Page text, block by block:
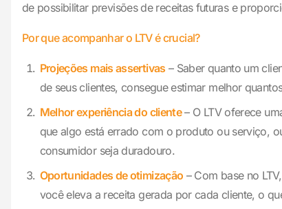
de possibilitar previsões de receitas futuras e
Por que acompanhar o LTV é crucial?
Projeções mais assertivas – Saber quanto um
de seus clientes, consegue estimar melhor
Melhor experiência do cliente– O LTV oferece
que algo está errado com o produto ou serviço,
consumidor seja duradouro.
Oportunidades de otimização – Com base no
você eleva a receita gerada por cada cliente, o